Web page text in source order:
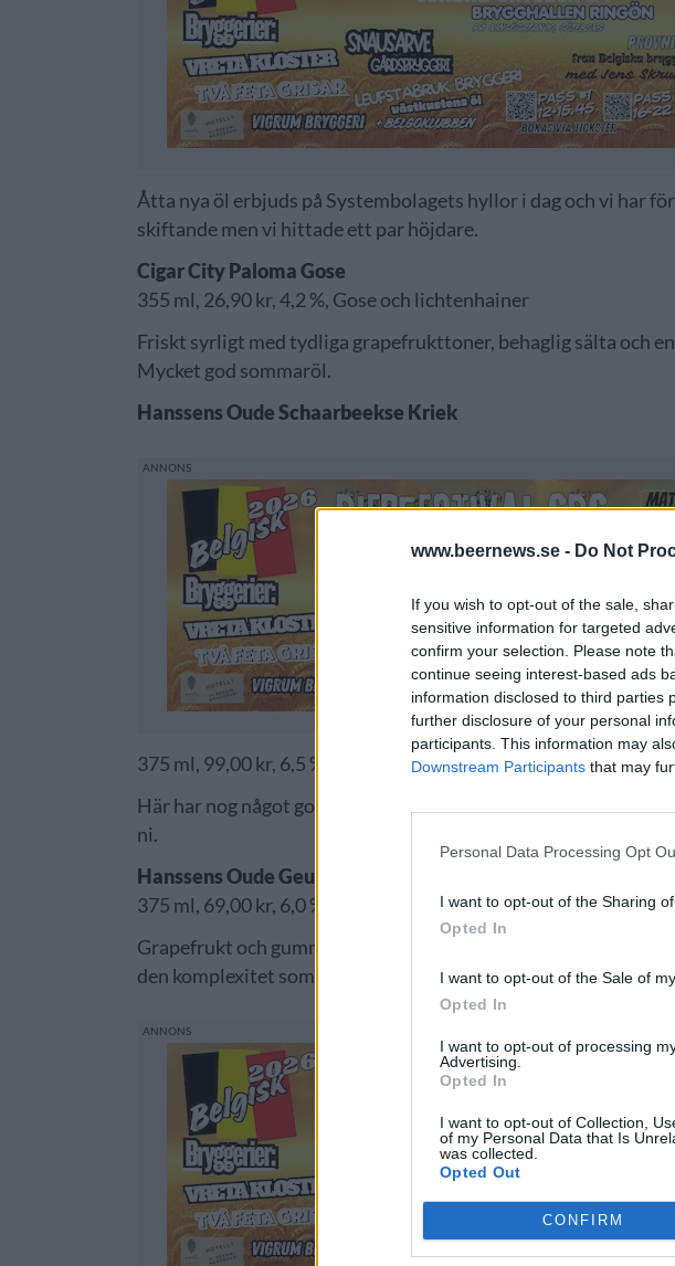
www.beernews.se - Do Not
If you wish to opt-out of the sale,
sensitive information for targeted
confirm your selection. Please note
continue seeing interest-based ads
information disclosed to third parties
further disclosure of your personal
participants. This information may
Downstream Participants that may
Personal Data Processing Opt
I want to opt-out of the Sharing
Opted In
I want to opt-out of the Sale of
Opted In
I want to opt-out of processing
Advertising.
Opted In
I want to opt-out of Collection,
of my Personal Data that Is
was collected.
Opted Out
CONFIRM
Åtta nya öl erbjuds på Systembolagets hyllor i dag och vi har
skiftande men vi hittade ett par höjdare.
Cigar City Paloma Gose
355 ml, 26,90 kr, 4,2 %, Gose och lichtenhainer
Friskt syrligt med tydliga grapefrukttoner, behaglig sälta och
Mycket god sommaröl.
Hanssens Oude Schaarbeekse Kriek
375 ml, 99,00 kr, 6,5 %, Lambic – frukt och bär
Här har nog något gott fel. Doften av nagellack och
ni.
Hanssens Oude Geuze
375 ml, 69,00 kr, 6,0 %, Lambic – gueuze
Grapefrukt och gummitoner i doften, rejäl syra med lätta
den komplexitet som finns i de bästa ölen i klassen.